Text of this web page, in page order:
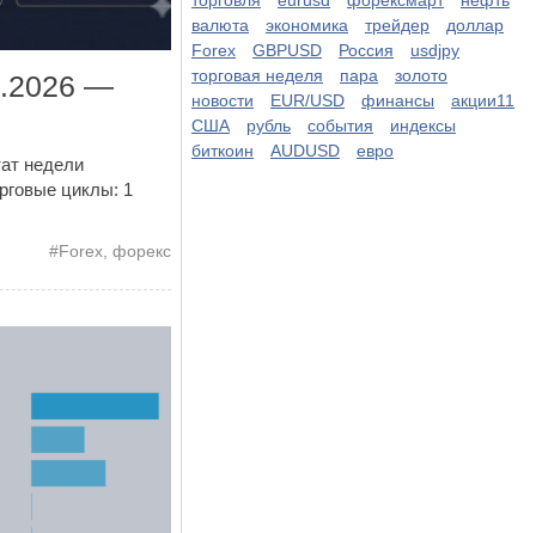
—
недели
циклы: 1
#Forex форекс
валюта
экономика трейдер
доллар
Forex
GBPUSD Россия
usdjpy
торговая неделя
пара
золото
новости
EUR/USD финансы
акции11
США
рубль события
индексы
биткоин
AUDUSD евро